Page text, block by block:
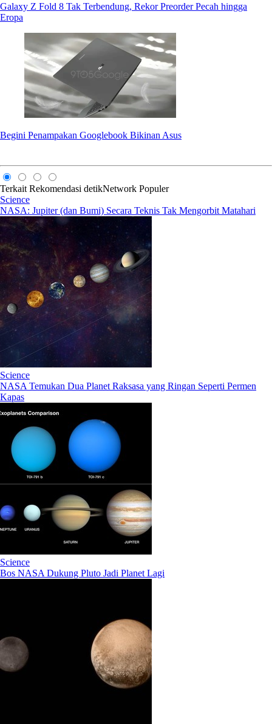
Galaxy Z Fold 8 Tak Terbendung, Rekor Preorder Pecah hingga
Eropa
Begini Penampakan Googlebook Bikinan Asus
Terkait Rekomendasi detikNetwork Populer
Science
NASA: Jupiter (dan Bumi) Secara Teknis Tak Mengorbit Matahari
Science
NASA Temukan Dua Planet Raksasa yang Ringan Seperti Permen
Kapas
Science
Bos NASA Dukung Pluto Jadi Planet Lagi